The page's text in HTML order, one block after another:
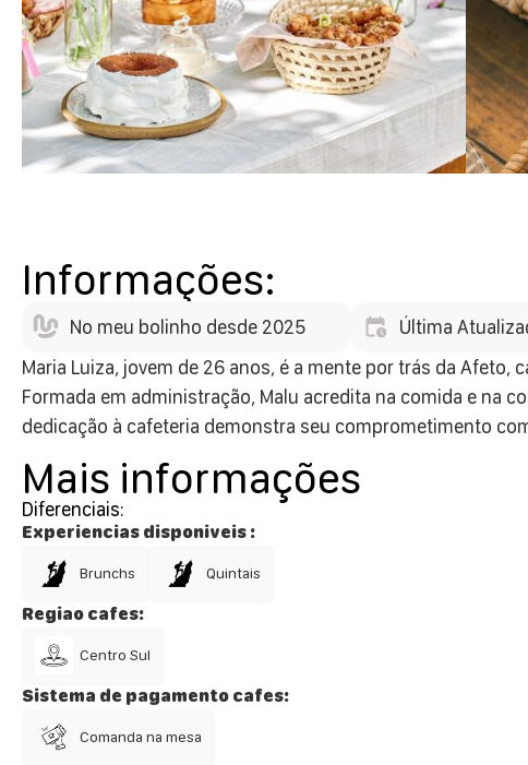
Informações:
No meu bolinho desde 2025
Última
Maria Luiza, jovem de 26 anos, é a mente por trás da
Formada em administração, Malu acredita na comida e na
dedicação à cafeteria demonstra seu comprometimento
Mais informações
Diferenciais:
Experiencias disponiveis :
Brunchs Quintais
Regiao cafes:
Centro Sul
Sistema de pagamento cafes:
Comanda na mesa